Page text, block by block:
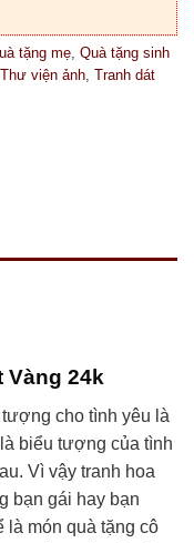
tặng mẹ, Quà tặng sinh
Thư viện ảnh, Tranh dát
Vàng 24k
cho tình yêu là
biểu tượng của tình
Vì vậy tranh hoa
bạn gái hay bạn
là món quà tặng cô